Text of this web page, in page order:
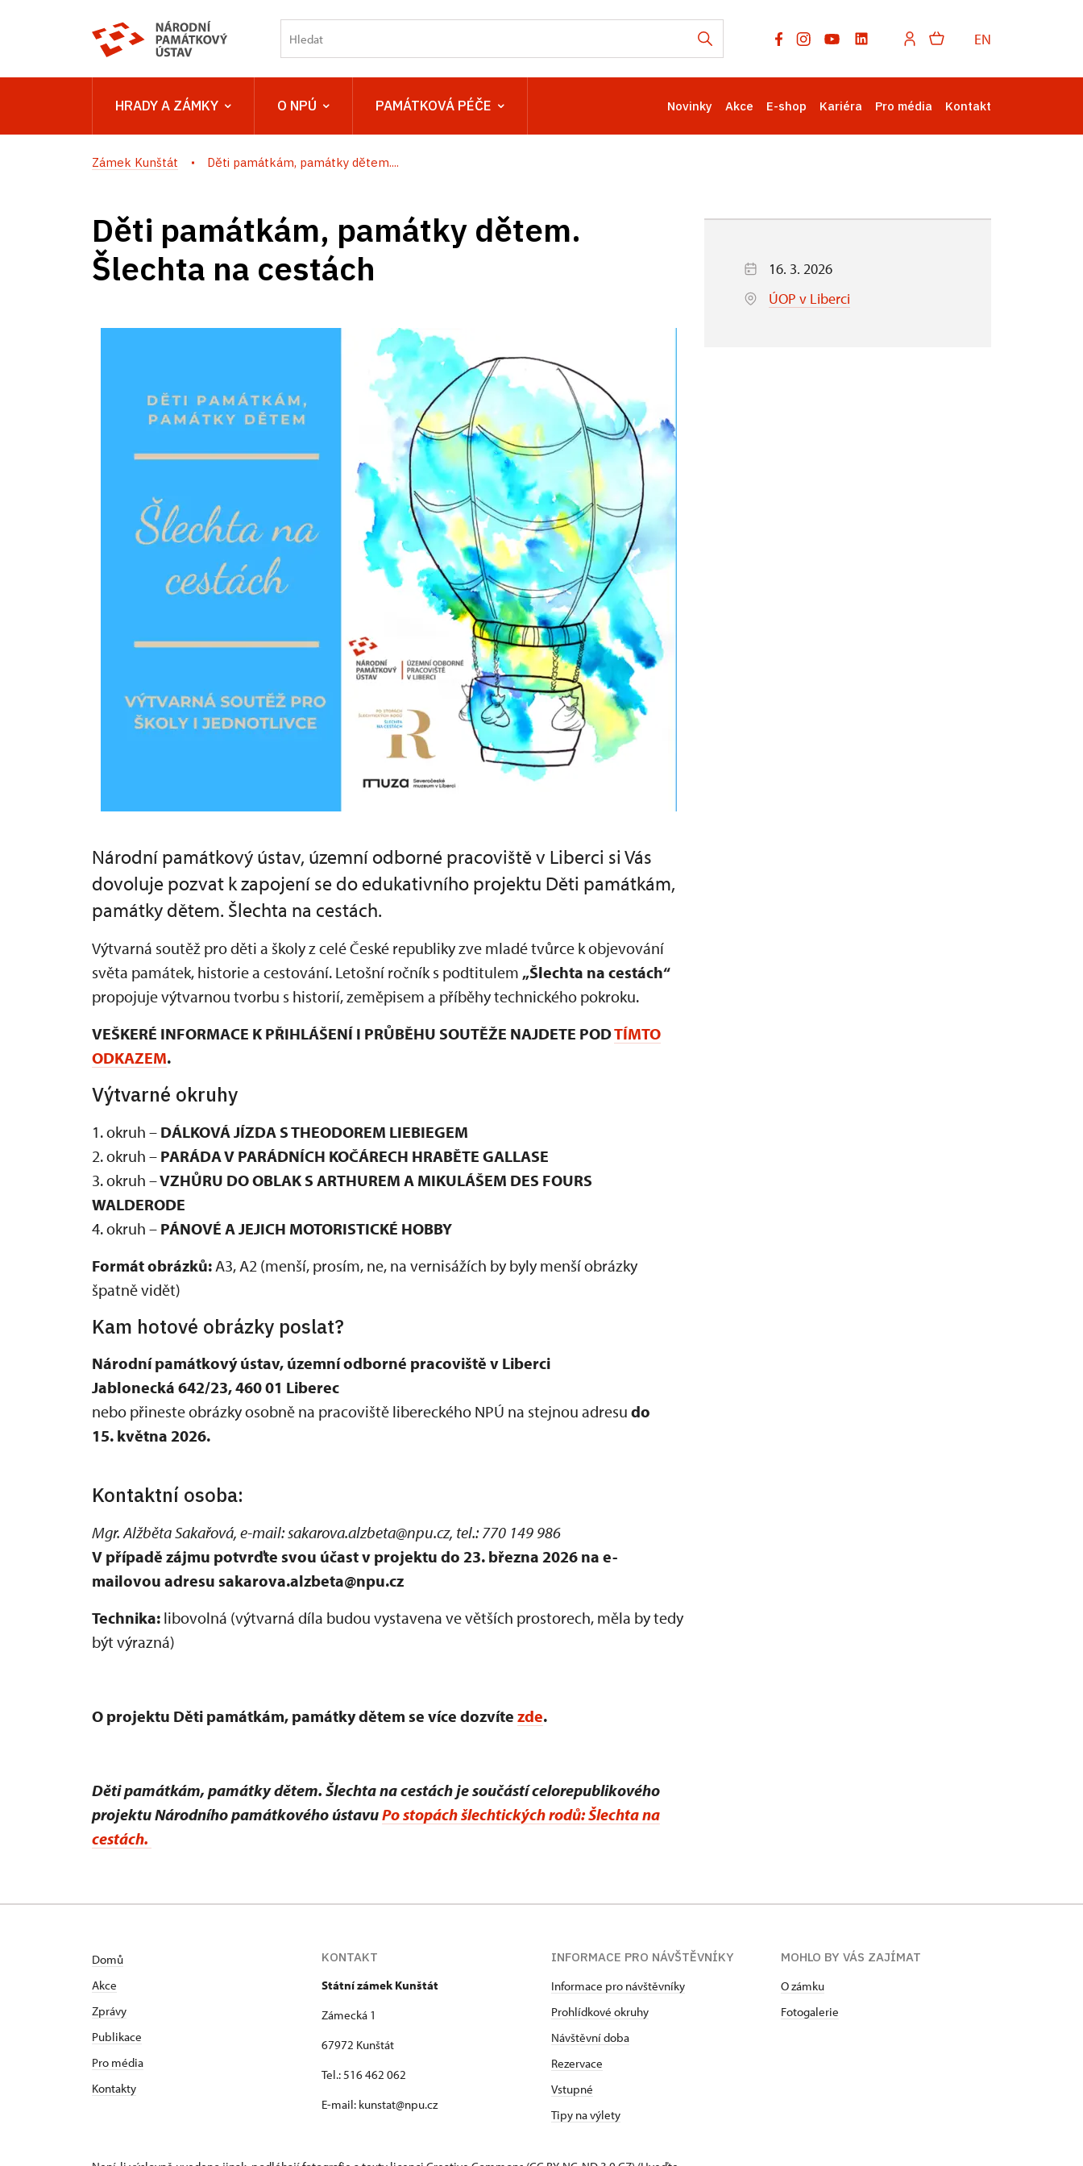
EN
HRADY A ZÁMKY O NPÚ PAMÁTKOVÁ PÉČE Novinky Akce E-shop Kariéra Pro média Kontakt
Zámek Kunštát Děti památkám, památky dětem....
Děti památkám, památky dětem.
Šlechta na cestách
Národní památkový ústav, územní odborné pracoviště v Liberci si Vás
dovoluje pozvat k zapojení se do edukativního projektu Děti památkám,
památky dětem. Šlechta na cestách.
Výtvarná soutěž pro děti a školy z celé České republiky zve mladé tvůrce k objevování
světa památek, historie a cestování. Letošní ročník s podtitulem „Šlechta na cestách“
propojuje výtvarnou tvorbu s historií, zeměpisem a příběhy technického pokroku.
VEŠKERÉ INFORMACE K PŘIHLÁŠENÍ I PRŮBĚHU SOUTĚŽE NAJDETE PODTÍMTO
ODKAZEM.
Výtvarné okruhy
1. okruh – DÁLKOVÁ JÍZDA S THEODOREM LIEBIEGEM
2. okruh – PARÁDA V PARÁDNÍCH KOČÁRECH HRABĚTE GALLASE
3. okruh –VZHŮRU DO OBLAK S ARTHUREM A MIKULÁŠEM DES FOURS
WALDERODE
4. okruh – PÁNOVÉ A JEJICH MOTORISTICKÉ HOBBY
Formát obrázků: A3, A2 (menší, prosím, ne, na vernisážích by byly menší obrázky
špatně vidět)
Kam hotové obrázky poslat?
Národní památkový ústav, územní odborné pracoviště v Liberci
Jablonecká 642/23, 460 01 Liberec
nebo přineste obrázky osobně na pracoviště libereckého NPÚ na stejnou adresu do
15. května 2026.
Kontaktní osoba:
Mgr. Alžběta Sakařová, e-mail: sakarova.alzbeta@npu.cz, tel.: 770 149 986
V případě zájmu potvrďte svou účast v projektu do 23. března 2026 na e-
mailovou adresu sakarova.alzbeta@npu.cz
Technika: libovolná (výtvarná díla budou vystavena ve větších prostorech, měla by tedy
být výrazná)
O projektu Děti památkám, památky dětem se více dozvíte zde.
Děti památkám, památky dětem. Šlechta na cestách je součástí celorepublikového
projektu Národního památkového ústavuPo stopách šlechtických rodů: Šlechta na
cestách.
16. 3. 2026
ÚOP v Liberci
Domů
Akce
Zprávy
Publikace
Pro média
Kontakty
KONTAKT
Státní zámek Kunštát
Zámecká 1
67972 Kunštát
Tel.: 516 462 062
E-mail: kunstat@npu.cz
INFORMACE PRO NÁVŠTĚVNÍKY
Informace pro návštěvníky
Prohlídkové okruhy
Návštěvní doba
Rezervace
Vstupné
Tipy na výlety
MOHLO BY VÁS ZAJÍMAT
O zámku
Fotogalerie